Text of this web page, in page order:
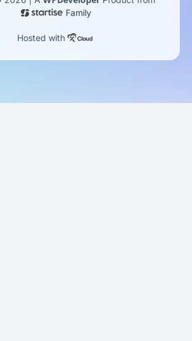
Family
Hosted with